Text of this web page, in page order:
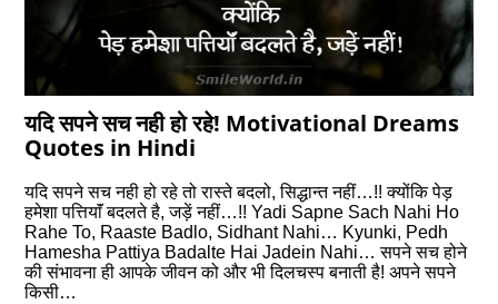
यदि सपने सच नही हो रहे! Motivational Dreams
Quotes in Hindi
यदि सपने सच नही हो रहे तो रास्ते बदलो, सिद्धान्त नहीं…!! क्योंकि पेड़
हमेशा पत्तियाॅं बदलते है, जड़ें नहीं…!! Yadi Sapne Sach Nahi Ho
Rahe To, Raaste Badlo, Sidhant Nahi… Kyunki, Pedh
Hamesha Pattiya Badalte Hai Jadein Nahi… सपने सच होने
की संभावना ही आपके जीवन को और भी दिलचस्‍प बनाती है! अपने सपने
किसी…